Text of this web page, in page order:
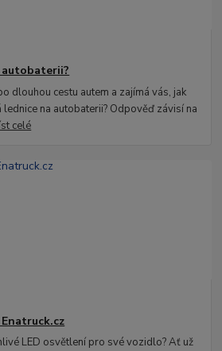
dlouhou cestu autem a zajímá vás, jak
na autobaterii? Odpověď závisí na
celé
LED osvětlení pro své vozidlo? Ať už